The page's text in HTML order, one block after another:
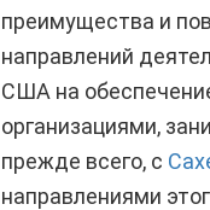
преимущества и
направлений
США на
организациями,
прежде всего, с
направлениями